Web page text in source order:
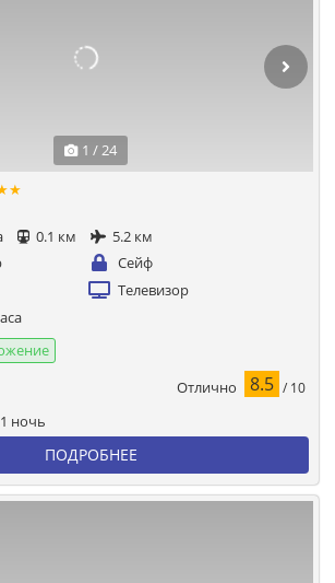
1 / 24
0.1 км
5.2 км
Сейф
Телевизор
Отлично 8.5 / 10
ночь
ПОДРОБНЕЕ